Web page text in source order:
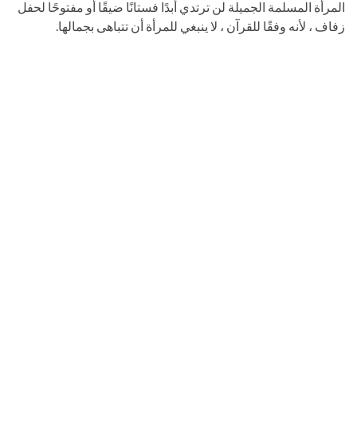
المرأة المسلمة الجميلة لن ترتدي أبدًا فستانًا ضيقًا أو مفتوحًا لحفل
زفاف ، لأنه وفقًا للقرآن ، لا ينبغي للمرأة أن تتباهى بجمالها.